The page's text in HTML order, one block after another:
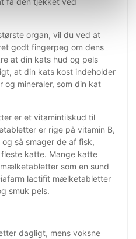
organ, vil du ved at
godt fingerpeg om dens
at din kats hud og pels
at din kats kost indeholder
og mineraler, som din kat
er et vitamintilskud til
er rige på vitamin B,
så smager de af fisk,
katte. Mange katte
som en sund
lactifit mælketabletter
smuk pels.
dagligt, mens voksne